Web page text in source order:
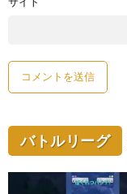
バトルリーグ